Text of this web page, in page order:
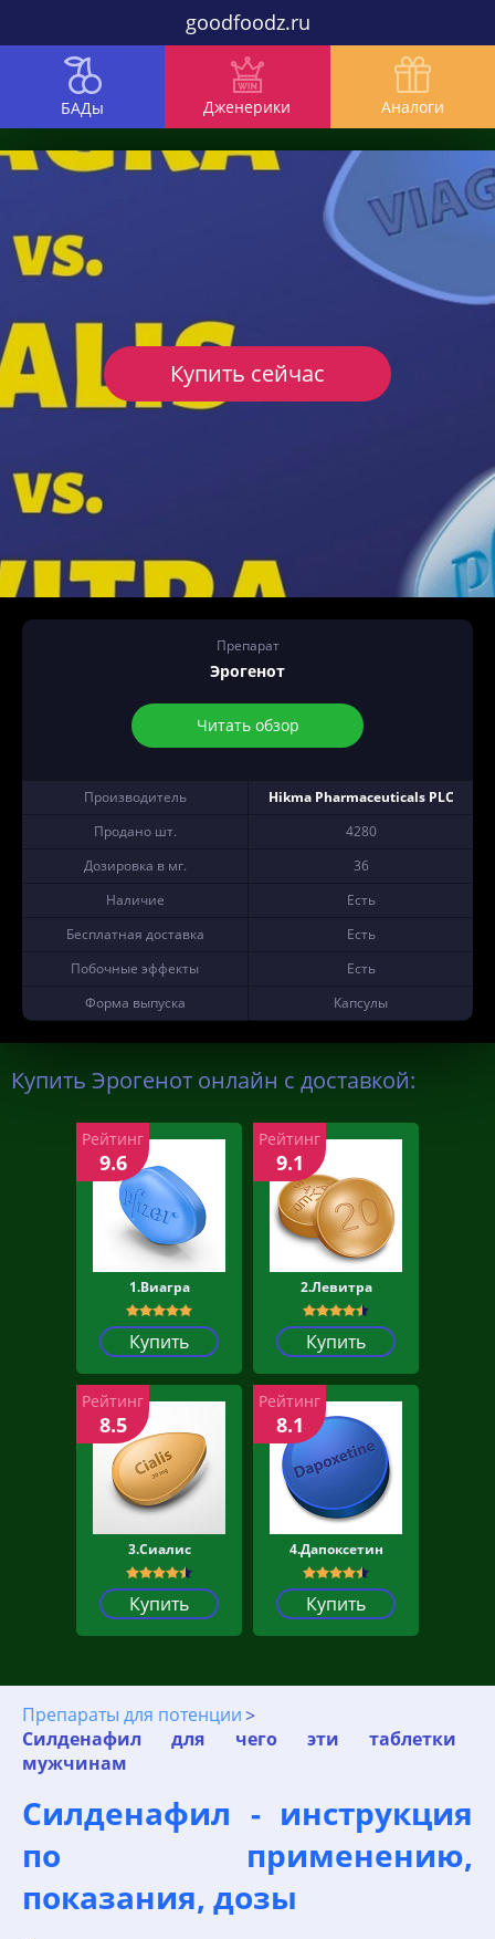
goodfoodz.ru
БАДы Дженерики Аналоги
Препарат
Эрогенот
Читать обзор
Производитель
Hikma Pharmaceuticals PLC
Продано шт.
4280
Дозировка в мг.
36
Наличие
Есть
Бесплатная доставка
Есть
Побочные эффекты
Есть
Форма выпуска
Капсулы
Купить сейчас
Купить Эрогенот онлайн с доставкой:
1.Виагра
Купить
Рейтинг
9.6
2.Левитра
Купить
Рейтинг
9.1
3.Сиалис
Купить
Рейтинг
8.5
4.Дапоксетин
Купить
Рейтинг
8.1
Препараты для потенции
Силденафил для чего эти таблетки
мужчинам
Силденафил - инструкция
по применению,
показания, дозы